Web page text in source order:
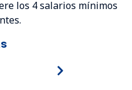
los 4 salarios mínimos